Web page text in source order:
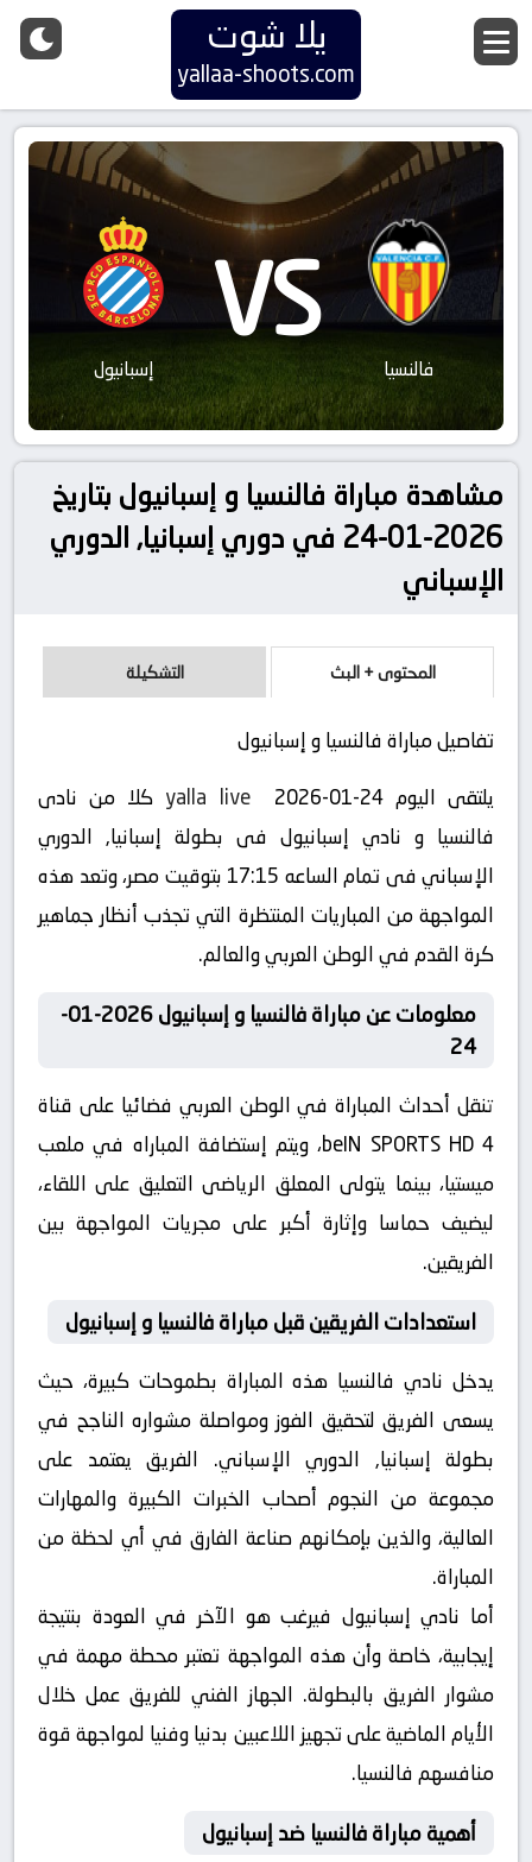
يلا شوت
yallaa-shoots.com
فالنسيا VS إسبانيول
مشاهدة مباراة فالنسيا و إسبانيول بتاريخ
2026-01-24 في دوري إسبانيا, الدوري
الإسباني
المحتوى + البث التشكيلة
تفاصيل مباراة فالنسيا و إسبانيول
يلتقى اليوم
yalla live 2026-01-24 كلا من نادى
فالنسيا و نادي إسبانيول فى بطولة إسبانيا, الدوري
الإسباني فى تمام الساعه 17:15 بتوقيت مصر، وتعد هذه
المواجهة من المباريات المنتظرة التي تجذب أنظار جماهير
كرة القدم في الوطن العربي والعالم.
معلومات عن مباراة فالنسيا و إسبانيول 2026-01-
24
تنقل أحداث المباراة في الوطن العربي فضائيا على قناة
beIN SPORTS HD 4، ويتم إستضافة المباراه في ملعب
ميستيا، بينما يتولى المعلق الرياضى التعليق على اللقاء،
ليضيف حماسا وإثارة أكبر على مجريات المواجهة بين
الفريقين.
استعدادات الفريقين قبل مباراة فالنسيا و إسبانيول
يدخل نادي فالنسيا هذه المباراة بطموحات كبيرة، حيث
يسعى الفريق لتحقيق الفوز ومواصلة مشواره الناجح في
بطولة إسبانيا, الدوري الإسباني. الفريق يعتمد على
مجموعة من النجوم أصحاب الخبرات الكبيرة والمهارات
العالية، والذين بإمكانهم صناعة الفارق في أي لحظة من
المباراة.
أما نادي إسبانيول فيرغب هو الآخر في العودة بنتيجة
إيجابية، خاصة وأن هذه المواجهة تعتبر محطة مهمة في
مشوار الفريق بالبطولة. الجهاز الفني للفريق عمل خلال
الأيام الماضية على تجهيز اللاعبين بدنيا وفنيا لمواجهة قوة
منافسهم فالنسيا.
أهمية مباراة فالنسيا ضد إسبانيول